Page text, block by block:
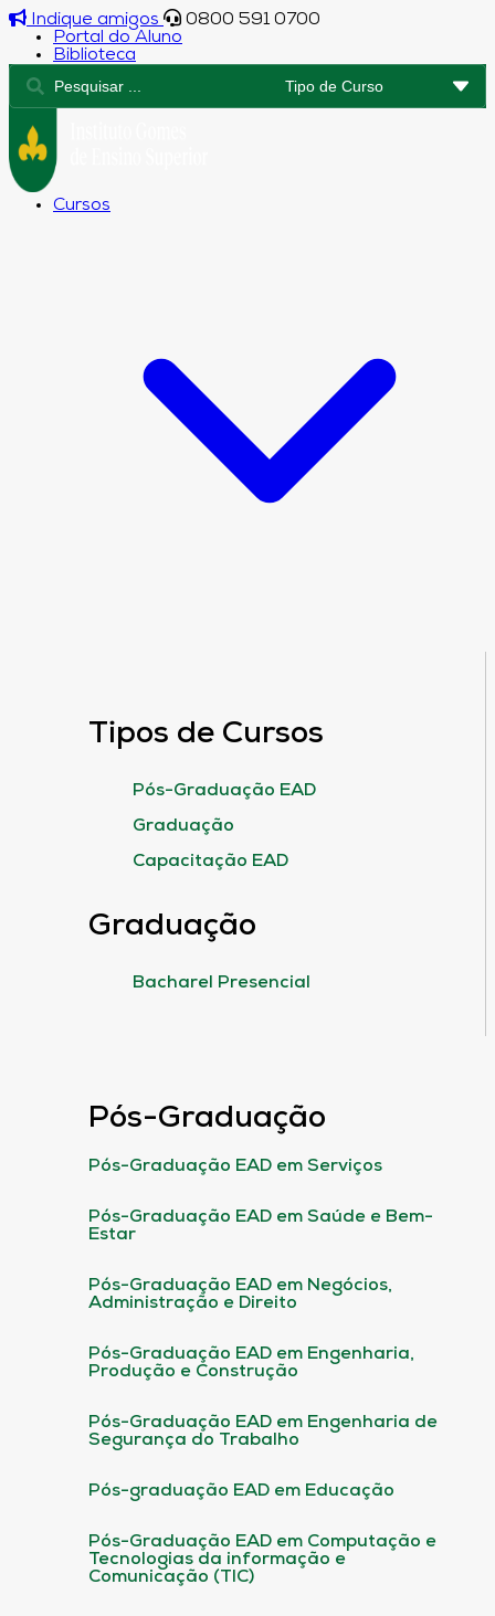
Indique amigos
0800 591 0700
Portal do Aluno
Biblioteca
Cursos
Tipos de Cursos
Pós-Graduação EAD
Graduação
Capacitação EAD
Graduação
Bacharel Presencial
Pós-Graduação
Pós-Graduação EAD em Serviços
Pós-Graduação EAD em Saúde e Bem-
Estar
Pós-Graduação EAD em Negócios,
Administração e Direito
Pós-Graduação EAD em Engenharia,
Produção e Construção
Pós-Graduação EAD em Engenharia de
Segurança do Trabalho
Pós-graduação EAD em Educação
Pós-Graduação EAD em Computação e
Tecnologias da informação e
Comunicação (TIC)